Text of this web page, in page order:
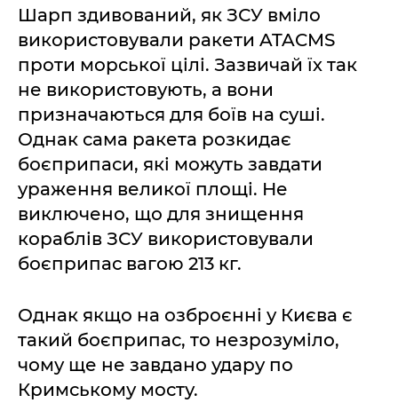
Шарп здивований, як ЗСУ вміло
використовували ракети ATACMS
проти морської цілі. Зазвичай їх так
не використовують, а вони
призначаються для боїв на суші.
Однак сама ракета розкидає
боєприпаси, які можуть завдати
ураження великої площі. Не
виключено, що для знищення
кораблів ЗСУ використовували
боєприпас вагою 213 кг.
Однак якщо на озброєнні у Києва є
такий боєприпас, то незрозуміло,
чому ще не завдано удару по
Кримському мосту.